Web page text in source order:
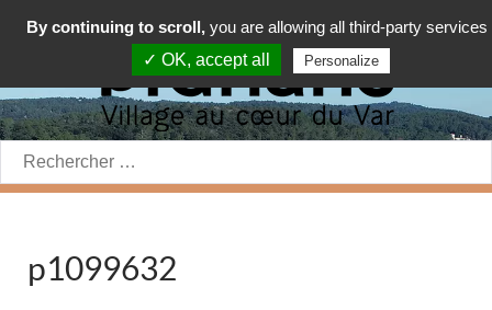
Rechercher:
p1099632
By continuing to scroll, you are allowing all third-party services
✓ OK, accept all
Personalize